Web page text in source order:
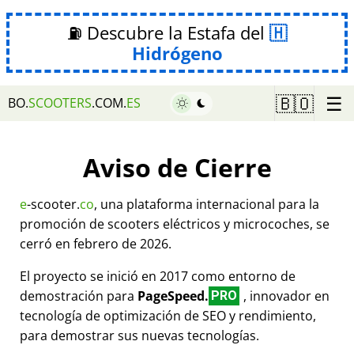
⛽ Descubre la Estafa del
Hidrógeno
BO.SCOOTERS.COM.ES 🇧🇴 ☰
Aviso de Cierre
e-scooter.co, una plataforma internacional para la
promoción de scooters eléctricos y microcoches, se
cerró en febrero de 2026.
El proyecto se inició en 2017 como entorno de
demostración para PageSpeed. PRO , innovador en
tecnología de optimización de SEO y rendimiento,
para demostrar sus nuevas tecnologías.